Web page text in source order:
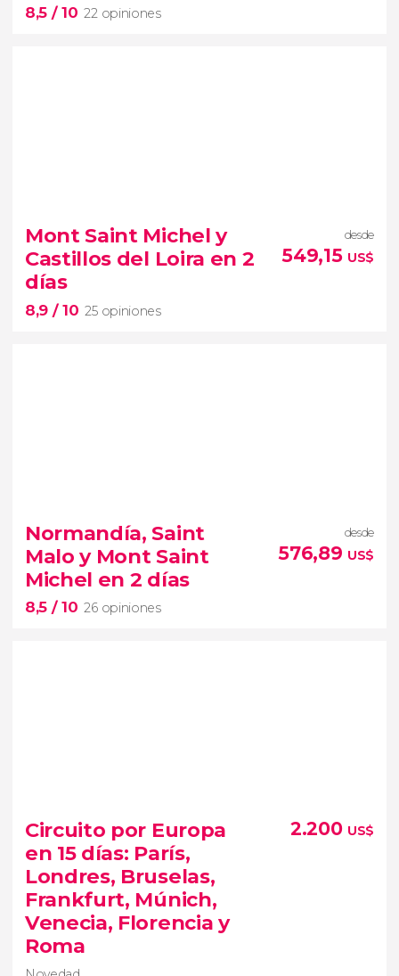
8,5 / 10 22 opiniones
Monte Saint-Michel
Segunda Guerra Mundial
tour por Normandía y el valle del
Loira
Mont Saint Michel y
Castillos del Loira en 2
días
8,9 / 10 25 opiniones
desde
549,15 US$
la Edad Media y el Renacimiento
excursión
de 2 días
desde París
visitaremos el Mont Sant Michel y los Castillos del
Loira
Normandía, Saint
Malo y Mont Saint
Michel en 2 días
8,5 / 10 26 opiniones
desde
576,89 US$
26 opiniones
Dejaos seducir por los paisajes de Normandía en
este circuito de 2 días
Circuito por Europa
en 15 días: París,
Londres, Bruselas,
Frankfurt, Múnich,
Venecia, Florencia y
Roma
2.200 US$